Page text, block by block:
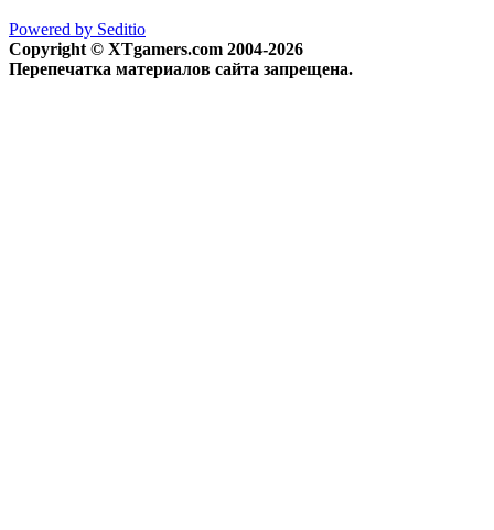
Powered by Seditio
Copyright © XTgamers.com 2004-2026
Перепечатка материалов сайта запрещена.